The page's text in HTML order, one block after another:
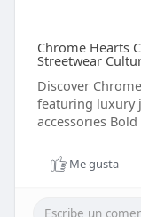
Chrome Hearts
Streetwear
Discover
featuring luxury
accessories
Me gusta